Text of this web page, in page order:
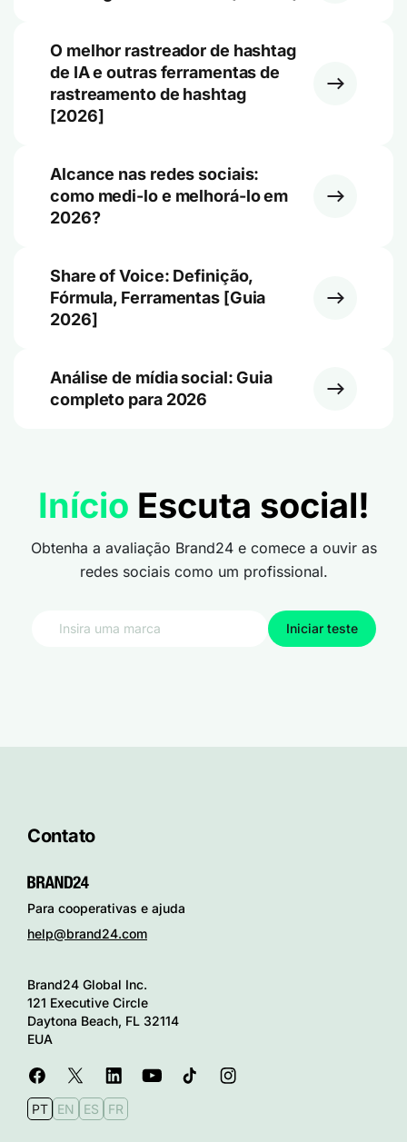
O melhor rastreador de hashtag
de IA e outras ferramentas de
rastreamento de hashtag
[2026]
Alcance nas redes sociais:
como medi-lo e melhorá-lo em
2026?
Share of Voice: Definição,
Fórmula, Ferramentas [Guia
2026]
Análise de mídia social: Guia
completo para 2026
Início Escuta social!
Obtenha a avaliação Brand24 e comece a ouvir as
redes sociais como um profissional.
Iniciar teste
Contato
Para cooperativas e ajuda
help@brand24.com
Brand24 Global Inc.
121 Executive Circle
Daytona Beach, FL 32114
EUA
PT EN ES FR